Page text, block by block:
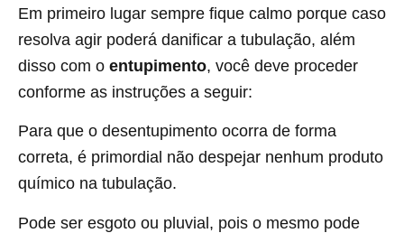
Em primeiro lugar sempre fique calmo porque caso
resolva agir poderá danificar a tubulação, além
disso com o entupimento, você deve proceder
conforme as instruções a seguir:
Para que o desentupimento ocorra de forma
correta, é primordial não despejar nenhum produto
químico na tubulação.
Pode ser esgoto ou pluvial, pois o mesmo pode